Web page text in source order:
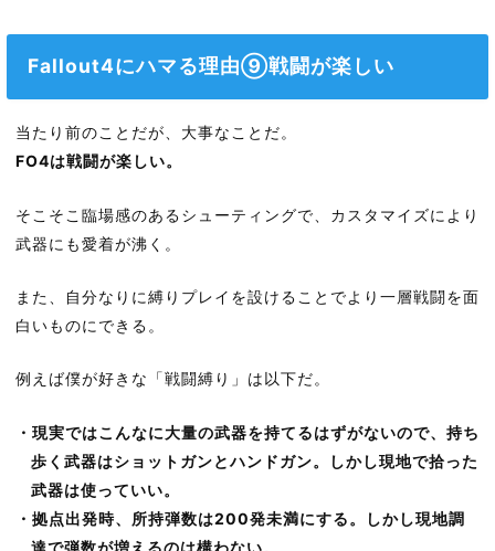
Fallout4にハマる理由⑨戦闘が楽しい
当たり前のことだが、大事なことだ。
FO4は戦闘が楽しい。
そこそこ臨場感のあるシューティングで、カスタマイズにより
武器にも愛着が沸く。
また、自分なりに縛りプレイを設けることでより一層戦闘を面
白いものにできる。
例えば僕が好きな「戦闘縛り」は以下だ。
・現実ではこんなに大量の武器を持てるはずがないので、持ち
歩く武器はショットガンとハンドガン。しかし現地で拾った
武器は使っていい。
・拠点出発時、所持弾数は200発未満にする。しかし現地調
達で弾数が増えるのは構わない。